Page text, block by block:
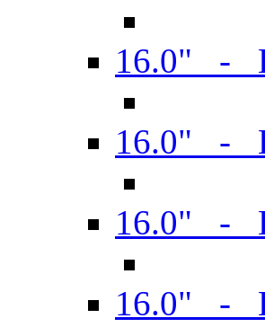
16.0" -
16.0" -
16.0" -
16.0" -